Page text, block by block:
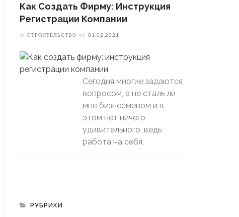
Как Создать Фирму: Инструкция
Регистрации Компании
СТРОИТЕЛЬСТВО on 01.02.2021
Сегодня многие задаются
вопросом, а не сталь ли
мне бизнесменом и в
этом нет ничего
удивительного, ведь
работа на себя,
РУБРИКИ